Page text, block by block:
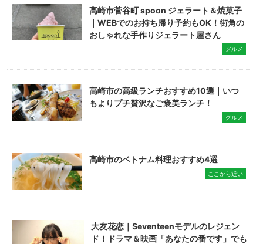
高崎市菅谷町 spoon ジェラート＆焼菓子
｜WEBでのお持ち帰り予約もOK！街角の
おしゃれな手作りジェラート屋さん
グルメ
高崎市の高級ランチおすすめ10選｜いつ
もよりプチ贅沢なご褒美ランチ！
グルメ
高崎市のベトナム料理おすすめ4選
ここから近い
大友花恋｜Seventeenモデルのレジェン
ド！ドラマ＆映画「あなたの番です」でも